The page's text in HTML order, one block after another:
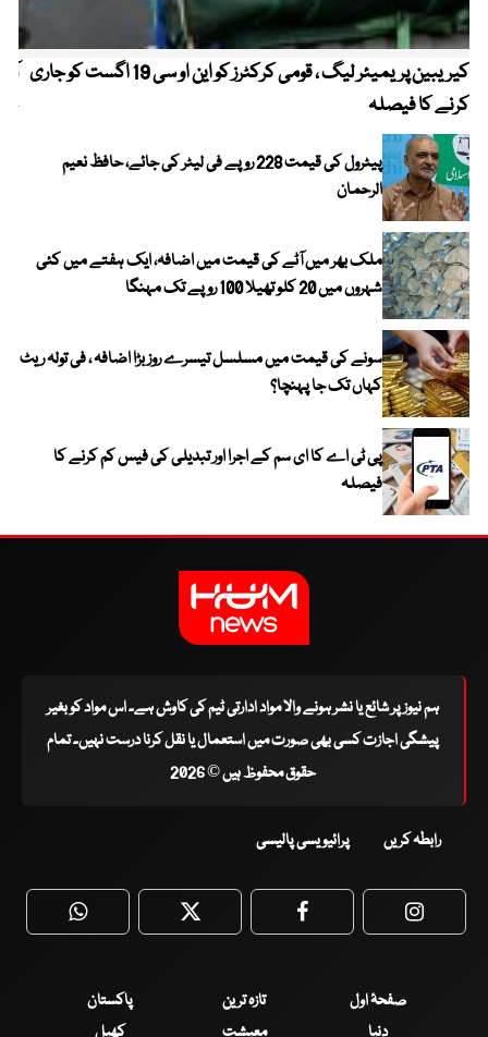
کیریبین پریمیئر لیگ ، قومی کرکٹرز کو این او سی 19 اگست کو جاری
کرنے کا فیصلہ
پیٹرول کی قیمت 228 روپے فی لیٹر کی جائے، حافظ نعیم
الرحمان
ملک بھر میں آٹے کی قیمت میں اضافہ، ایک ہفتے میں کئی
شہروں میں 20 کلو تھیلا 100 روپے تک مہنگا
سونے کی قیمت میں مسلسل تیسرے روز بڑا اضافہ ، فی تولہ ریٹ
کہاں تک جا پہنچا؟
پی ٹی اے کا ای سم کے اجرا اور تبدیلی کی فیس کم کرنے کا
فیصلہ
ہم نیوز پر شائع یا نشر ہونے والا مواد ادارتی ٹیم کی کاوش ہے۔ اس مواد کو بغیر
پیشگی اجازت کسی بھی صورت میں استعمال یا نقل کرنا درست نہیں۔ تمام
حقوق محفوظ ہیں © 2026
رابطہ کریں پرائیویسی پالیسی
WhatsApp Twitter Facebook
صفحۂ اول تازہ ترین
پاکستان